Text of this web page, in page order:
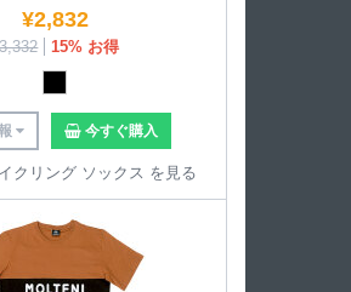
¥2,832
3,332 15% お得
今すぐ購入
クリング ソックス を見る